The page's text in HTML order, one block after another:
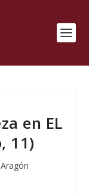
en EL
11)